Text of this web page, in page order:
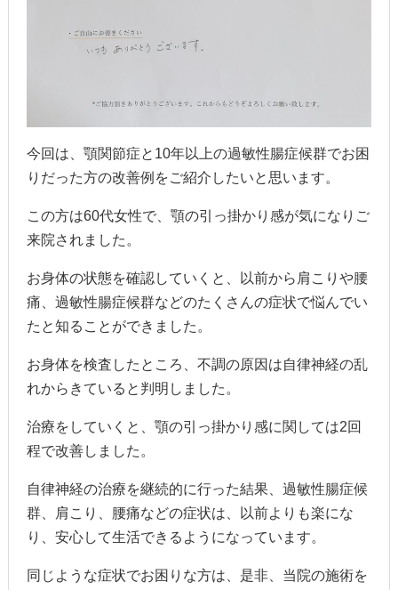
今回は、顎関節症と10年以上の過敏性腸症候群でお困
りだった方の改善例をご紹介したいと思います。
この方は60代女性で、顎の引っ掛かり感が気になりご
来院されました。
お身体の状態を確認していくと、以前から肩こりや腰
痛、過敏性腸症候群などのたくさんの症状で悩んでい
たと知ることができました。
お身体を検査したところ、不調の原因は自律神経の乱
れからきていると判明しました。
治療をしていくと、顎の引っ掛かり感に関しては2回
程で改善しました。
自律神経の治療を継続的に行った結果、過敏性腸症候
群、肩こり、腰痛などの症状は、以前よりも楽にな
り、安心して生活できるようになっています。
同じような症状でお困りな方は、是非、当院の施術を